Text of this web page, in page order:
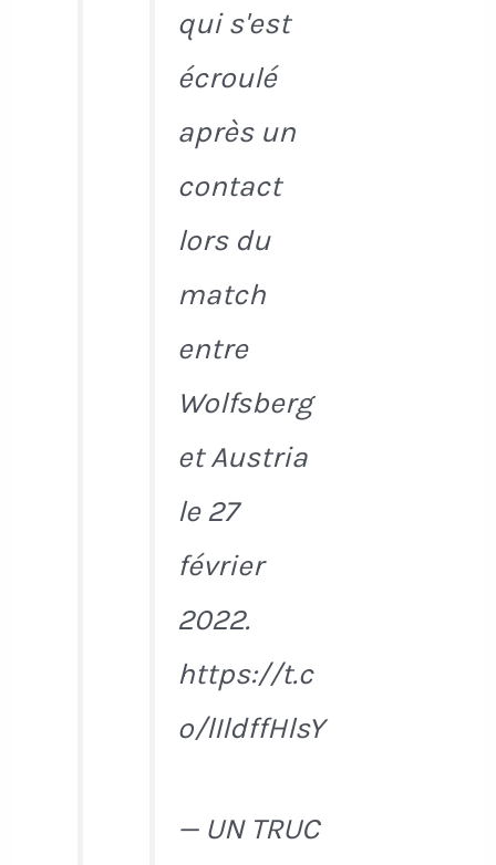
qui s'est
écroulé
après un
contact
lors du
match
entre
Wolfsberg
et Austria
le 27
février
2022.
https://t.c
o/lIldffHlsY
— UN TRUC